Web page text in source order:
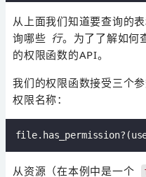
从上面我们知道要查询的
询哪些 行。为了了解如何
的权限函数的API。
我们的权限函数接受三个
权限名称：
从资源（在本例中是一个